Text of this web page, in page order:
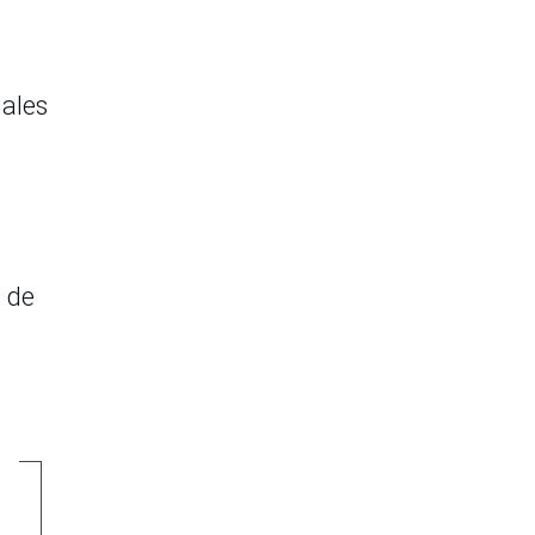
de